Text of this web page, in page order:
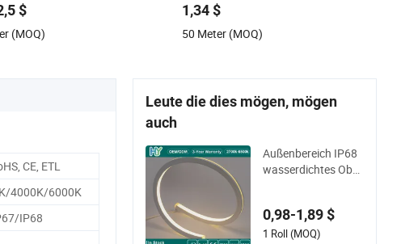
$
(MOQ)
Treppe, Spiegel, DIY-Projekte
1,34 $
50 Meter (MOQ)
CE, ETL
4000K/6000K
IP68
Leute die dies mögen, mögen
auch
Außenbereich IP68
wasserdichtes Ober
4V LED-Licht Flexstr
eifen Flex schlank M
0,98-1,89 $
1 Roll (MOQ)